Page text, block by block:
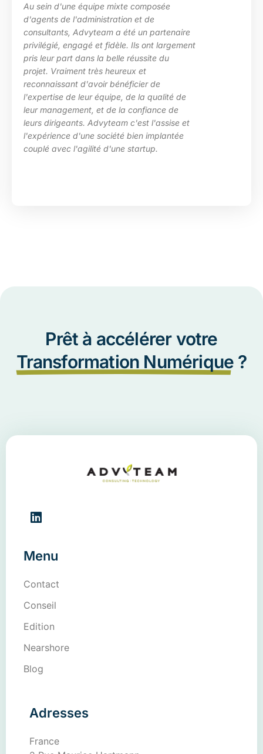
équipe mixte composée
l'administration et de
Advyteam a été un partenaire
engagé et fidèle. Ils ont largement
dans la belle réussite du
très heureux et
d'avoir bénéficier de
de leur équipe, de la qualité de
et de la confiance de
Advyteam c'est l'assise et
d'une société bien implantée
l'agilité d'une startup.
Prêt à accélérer votre
Transformation Numérique ?
Menu
Contact
Conseil
Edition
Nearshore
Blog
Adresses
France